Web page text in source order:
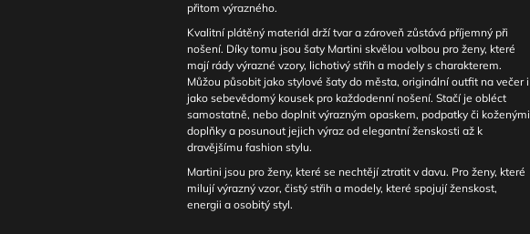
přitom výrazného.
Kvalitní plátěný materiál drží tvar a zároveň zůstává příjemný při
nošení. Díky tomu jsou šaty Martini skvělou volbou pro ženy, které
mají rády výrazné vzory, lichotivý střih a modely s charakterem.
Můžou působit jako stylové šaty do města, originální outfit na večer i
jako sebevědomý kousek pro každodenní nošení. Stačí je obléct
samostatně, nebo doplnit výrazným opaskem, podpatky či koženými
doplňky a posunout jejich výraz od elegantní ženskosti až k
dravějšímu fashion stylu.
Martini jsou pro ženy, které se nechtějí ztratit v davu. Pro ženy, které
milují výrazný vzor, čistý střih a modely, které spojují ženskost,
energii a osobitý styl.